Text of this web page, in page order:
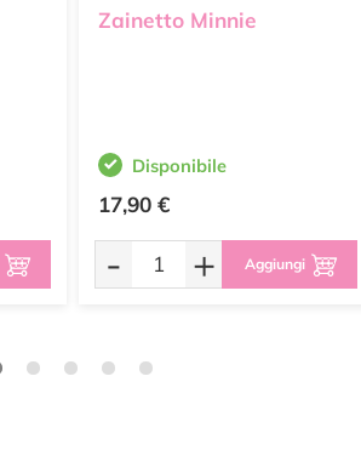
Zainetto Minnie
Disponibile
17,90 €
- + Aggiungi